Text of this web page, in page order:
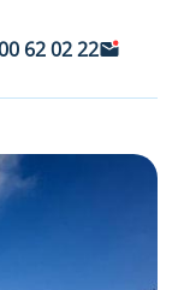
62 02 22